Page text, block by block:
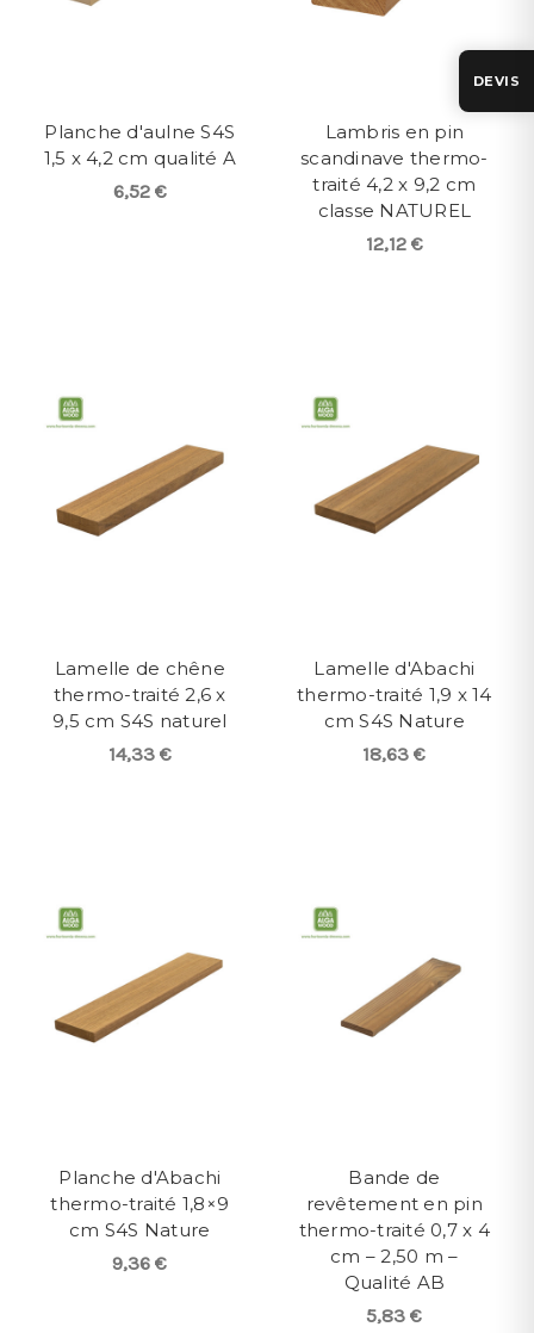
Planche d'aulne S4S
1,5 x 4,2 cm qualité A
6,52 €
Lambris en pin
scandinave thermo-
traité 4,2 x 9,2 cm
classe NATUREL
12,12 €
Lamelle de chêne
thermo-traité 2,6 x
9,5 cm S4S naturel
14,33 €
Lamelle d'Abachi
thermo-traité 1,9 x 14
cm S4S Nature
18,63 €
Planche d'Abachi
thermo-traité 1,8×9
cm S4S Nature
9,36 €
Bande de
revêtement en pin
thermo-traité 0,7 x 4
cm – 2,50 m –
Qualité AB
5,83 €
DEVIS